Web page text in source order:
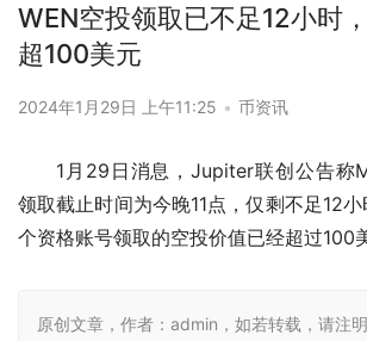
WEN空投领取已不足12小时
超100美元
2024年1月29日 上午11:25 • 币资讯
1月29日消息，Jupiter联创公告称
领取截止时间为今晚11点，仅剩不足12
个资格账号领取的空投价值已经超过100
原创文章，作者：admin，如若转载，请注明